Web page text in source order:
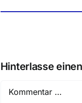
Hinterlasse
Comment